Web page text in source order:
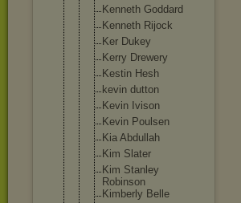
Kenneth Goddard
Kenneth Rijock
Ker Dukey
Kerry Drewery
Kestin Hesh
kevin dutton
Kevin Ivison
Kevin Poulsen
Kia Abdullah
Kim Slater
Kim Stanley
Robinson
Kimberly Belle